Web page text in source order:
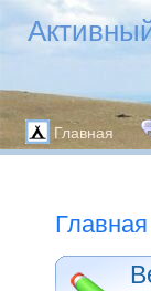
Главная
Главная